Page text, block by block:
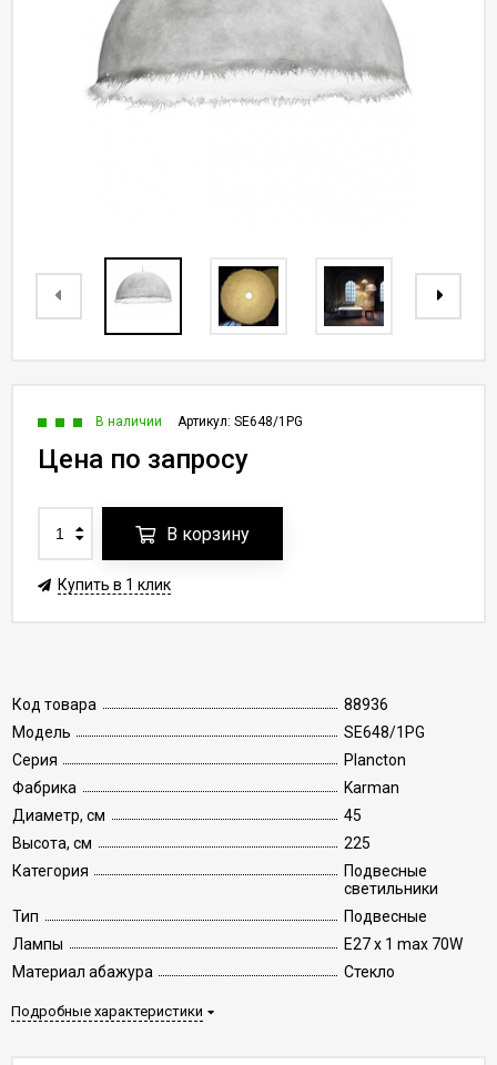
Код товара
88936
Модель
SE648/1PG
Серия
Plancton
Фабрика
Karman
Диаметр, см
45
Высота, см
225
Категория
Подвесные
светильники
Тип
Подвесные
Лампы
E27 x 1 max 70W
Материал абажура
Стекло
Подробные характеристики
Артикул: SE648/1PG
В наличии
Цена по запросу
В корзину
Купить в 1 клик